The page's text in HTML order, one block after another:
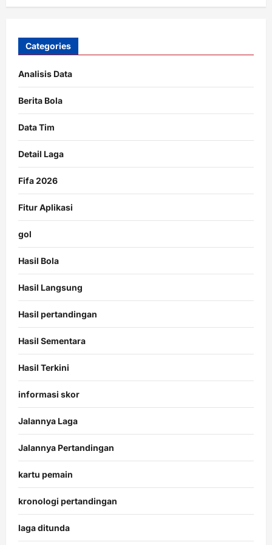
Categories
Analisis Data
Berita Bola
Data Tim
Detail Laga
Fifa 2026
Fitur Aplikasi
gol
Hasil Bola
Hasil Langsung
Hasil pertandingan
Hasil Sementara
Hasil Terkini
informasi skor
Jalannya Laga
Jalannya Pertandingan
kartu pemain
kronologi pertandingan
laga ditunda